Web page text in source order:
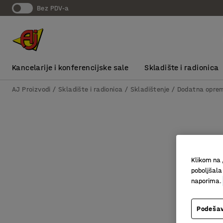
bez PDV-a
Kancelarije i konferencijske sale Skladište i radionica
AJ Proizvodi Skladište i radionica Skladištenje Dodatna
Klikom na
naporima.